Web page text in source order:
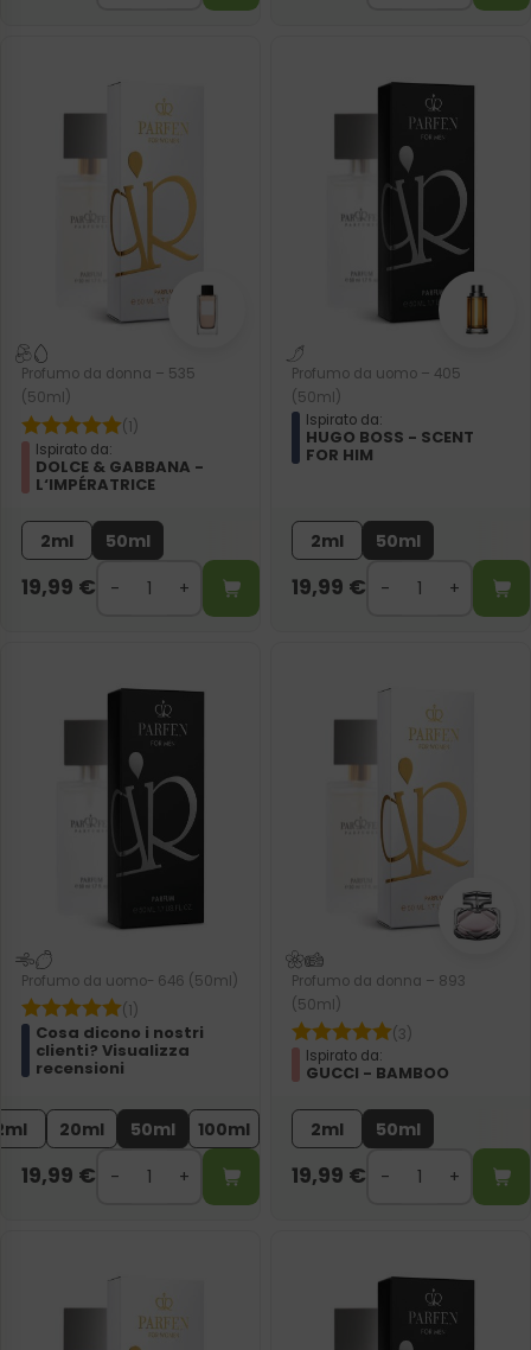
Profumo da donna – 535
(50ml)
(1)
Ispirato da:
DOLCE & GABBANA -
L‘IMPÉRATRICE
2ml 50ml
19,99 €
Profumo da uomo – 405
(50ml)
Ispirato da:
HUGO BOSS - SCENT
FOR HIM
2ml 50ml
19,99 €
Profumo da uomo- 646 (50ml)
(1)
Cosa dicono i nostri
clienti? Visualizza
recensioni
20ml 50ml 100ml
19,99 €
Profumo da donna – 893
(50ml)
(3)
Ispirato da:
GUCCI - BAMBOO
2ml 50ml
19,99 €